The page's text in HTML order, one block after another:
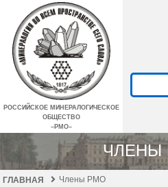
РОССИЙСКОЕ МИНЕРАЛОГИЧЕСКОЕ
ОБЩЕСТВО
–РМО–
ЧЛЕНЫ
ГЛАВНАЯ Члены РМО